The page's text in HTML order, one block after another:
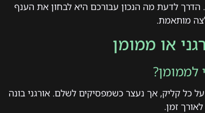
הדרך לדעת מה הנכון עבורכם היא לבחון את הענף
מותאמת.
או ממומן
לממומן?
כל קליק, אך נעצר כשמפסיקים לשלם. אורגני בונה
זמן.